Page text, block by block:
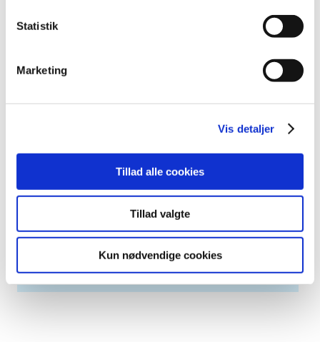
Statistik
Marketing
Vis detaljer
Tillad alle cookies
Tillad valgte
Kun nødvendige cookies
februar (2)
2011 (13)
2007 (3)
2005 (2)
Relateret indhold
Generelle tilskud til medicin